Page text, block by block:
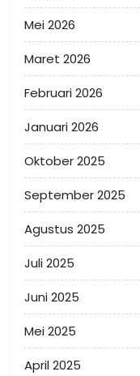
Mei 2026
Maret 2026
Februari 2026
Januari 2026
Oktober 2025
September 2025
Agustus 2025
Juli 2025
Juni 2025
Mei 2025
April 2025